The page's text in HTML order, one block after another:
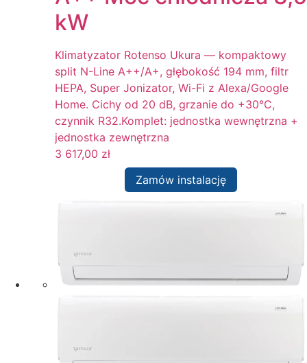
kW
Klimatyzator Rotenso Ukura — kompaktowy
split N-Line A++/A+, głębokość 194 mm, filtr
HEPA, Super Jonizator, Wi-Fi z Alexa/Google
Home. Cichy od 20 dB, grzanie do +30°C,
czynnik R32.Komplet: jednostka wewnętrzna +
jednostka zewnętrzna
3 617,00 zł
Zamów instalację